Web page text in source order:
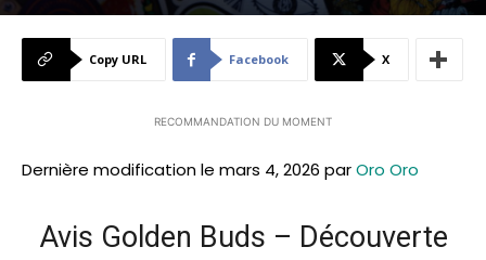
Copy URL Facebook X
RECOMMANDATION DU MOMENT
Dernière modification le mars 4, 2026 parOro Oro
Avis Golden Buds – Découverte